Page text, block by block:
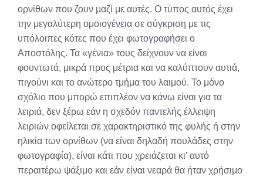
ορνίθων που ζουν μαζί με αυτές. Ο τύπος αυτός έχει
την μεγαλύτερη ομοιογένεια σε σύγκριση με τις
υπόλοιπες κότες που έχει φωτογραφήσει ο
Αποστόλης. Τα «γένια» τους δείχνουν να είναι
φουντωτά, μικρά προς μέτρια και να καλύπτουν αυτιά,
πιγούνι και το ανώτερο τμήμα του λαιμού. Το μόνο
σχόλιο που μπορώ επιπλέον να κάνω είναι για τα
λειριά, δεν ξέρω εάν η σχεδόν παντελής έλλειψη
λειριών οφείλεται σε χαρακτηριστικό της φυλής ή στην
ηλικία των ορνίθων (να είναι δηλαδή πουλάδες στην
φωτογραφία), είναι κάτι που χρειάζεται κι’ αυτό
περαιτέρω ψάξιμο και εάν είναι νεαρά θα ήταν χρήσιμο